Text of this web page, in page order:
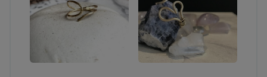
nyt-> OTA YHTEYTTÄ!
VERKKOKAUPAN TOIMITUKSET:
TOIMITUSMAKSU: 7,90 € lisätään loppusummaan
kassalla ELLEI tuotekuvauksessa mainita, että